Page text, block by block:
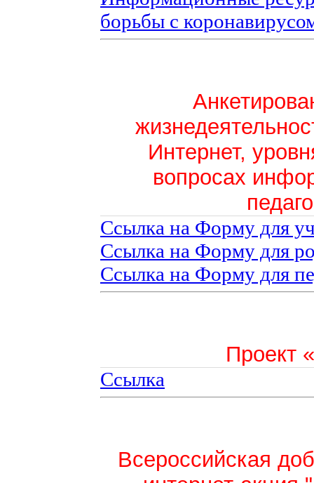
борьбы с
Интернет,
вопросах
Ссылка на Форму для
Ссылка на Форму для
Ссылка на Форму для
Проект
Ссылка
Всероссийская